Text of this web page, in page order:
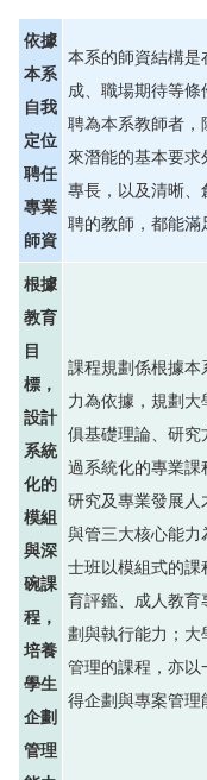
依據
本系
自我
定位
聘任
專業
師資
本系的師資結構是
成、職場期待等
聘為本系教師者，
來潛能的基本要
專長，以及清晰、
聘的教師，都能滿
根據
教育
目
標，
設計
系統
化的
模組
與深
碗課
程，
培養
學生
企劃
管理
課程規劃係根據本
力為依據，規劃
俱基礎理論、研究
過系統化的專業課
研究及專業發展人
與管三大核心能力
士班以模組式的課
育評鑑、成人教育
劃與執行能力；大
管理的課程，亦以
得企劃與專案管理